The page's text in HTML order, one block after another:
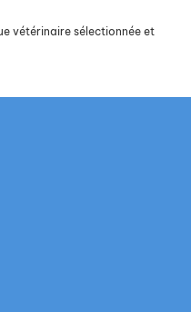
vétérinaire sélectionnée et